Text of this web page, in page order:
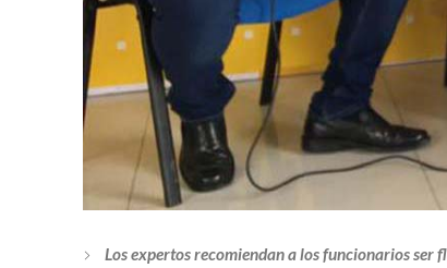
Los expertos recomiendan a los funcionarios ser